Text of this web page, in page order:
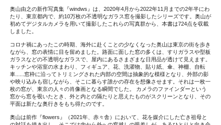
奥山由之の新作写真集『windws』は、2020年4月から2022年11月までの2年半にわ
たり、東京都内で、約10万枚の不透明なガラス窓を撮影したシリーズです。奥山が
初めてデジタルカメラを用いて撮影したこれらの写真群から、本書は724点を収載
しました。
コロナ禍にあったこの時期、海外に赴くことの少なくなった奥山は東京の街を歩き
ながら、窓の表情に目を留めました。路面に面した窓の多くは、すりガラスや型板
ガラスなどの不透明なガラスで、屋内にあるさまざまな日用品が透けて見えます。
キッチンや浴室の水まわり、フィギュア、花、洗濯物、貼り紙、傘、神棚、自転
車......窓枠に沿ってトリミングされた内部の空間は抽象的な模様となり、外部の影
や映り込みも宿しながら、そこに暮らす誰かの存在を想像させます。それは一枚一
枚の窓が、東京の人々の肖像画となる瞬間でした。 カメラのファインダーという
窓から窓を覗いたとき、外と内との隔たりと思えたものがスクリーンとなり、その
平面は新たな奥行きをもち得たのです。
奥山は前作『flowers』（2021年、赤々舎）において、花を媒介にした亡き祖母と